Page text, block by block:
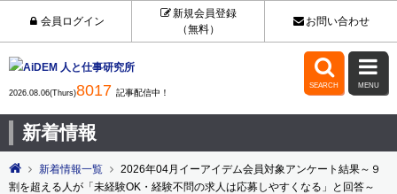
会員ログイン
新規会員登録
（無料）
お問い合わせ
2026.08.06(Thurs)8017 記事配信中！

SEARCH

MENU
新着情報
新着情報一覧
2026年04月イーアイデム会員対象アンケート結果～９
割を超える人が「未経験OK・経験不問の求人は応募しやすくなる」と回答～